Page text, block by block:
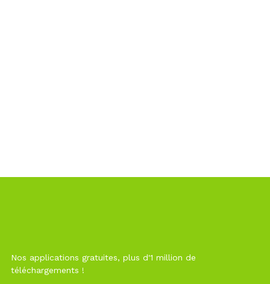
Nos applications gratuites, plus d'1 million de
téléchargements !